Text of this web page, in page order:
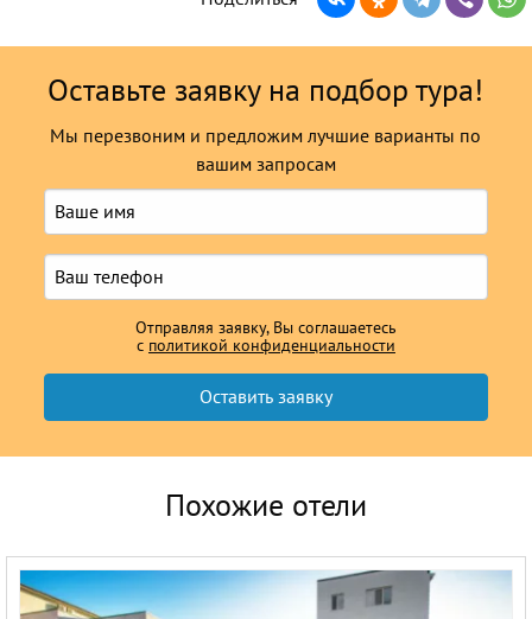
Оставьте заявку на подбор тура!
Мы перезвоним и предложим лучшие варианты по
вашим запросам
Отправляя заявку, Вы соглашаетесь
с политикой конфиденциальности
Похожие отели